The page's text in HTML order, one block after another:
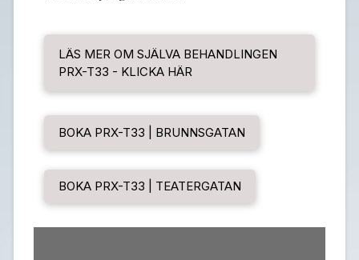
LÄS MER OM SJÄLVA BEHANDLINGEN
PRX-T33 - KLICKA HÄR
BOKA PRX-T33 | BRUNNSGATAN
BOKA PRX-T33 | TEATERGATAN